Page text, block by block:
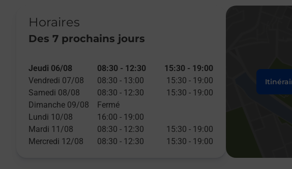
Horaires
Des 7 prochains jours
Jeudi 06/08 08:30 - 12:30 15:30 - 19:00
Vendredi 07/08
08:30 - 13:00 15:30 - 19:00
Samedi 08/08
08:30 - 12:30 15:30 - 19:00
Dimanche 09/08
Fermé
Lundi 10/08
16:00 - 19:00
Mardi 11/08
08:30 - 12:30 15:30 - 19:00
Mercredi 12/08
08:30 - 12:30 15:30 - 19:00